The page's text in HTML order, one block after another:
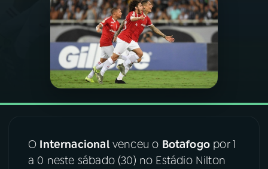
PODCASTS
VIDEOCASTS
08 FESTIVAL DE MÚSICA
O Internacionalvenceu o Botafogopor 1
a 0 neste sábado (30) no Estádio Nilton